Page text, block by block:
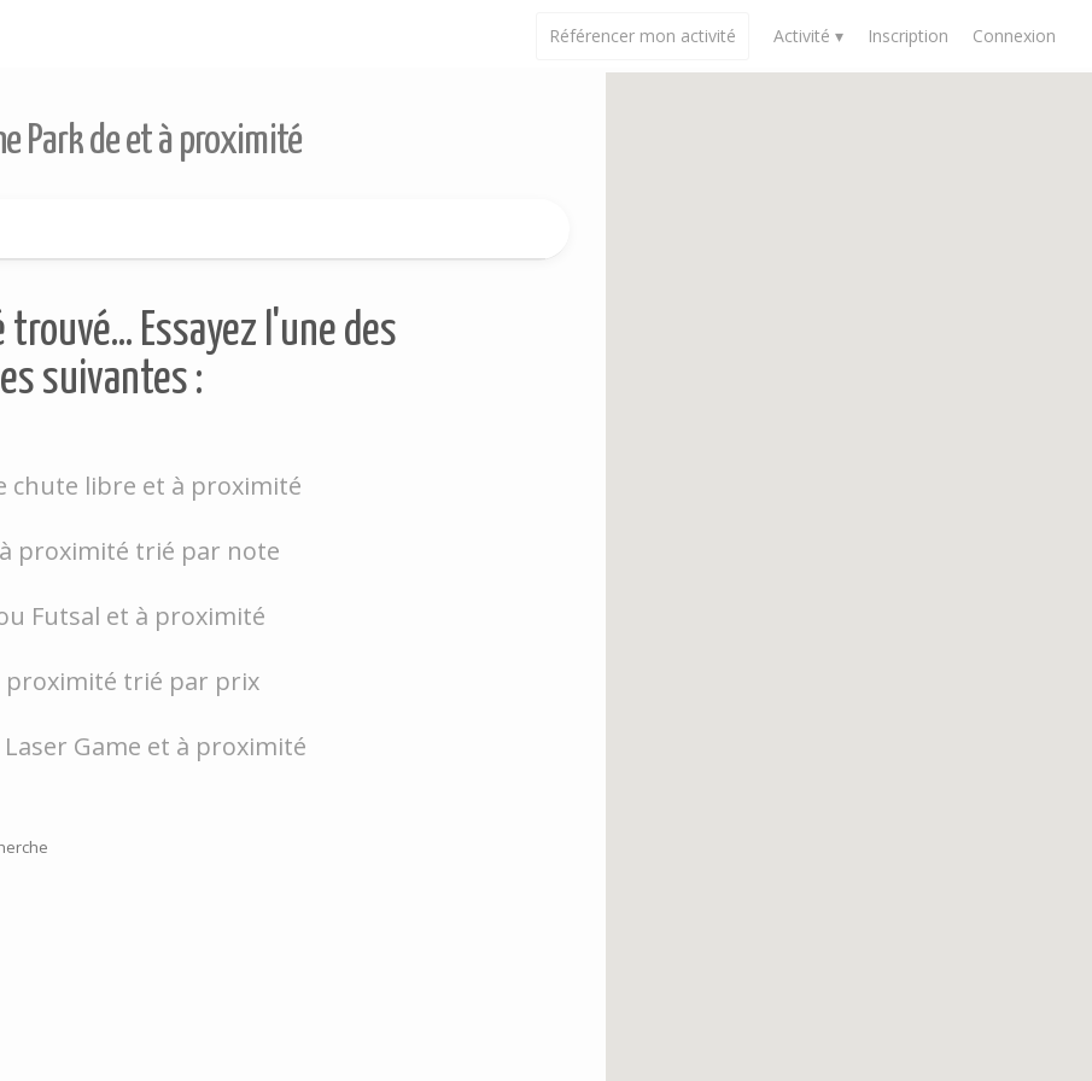
Référencer mon activité Activité ▾ Inscription Connexion
Park de et à proximité
Essayez l'une des
suivantes :
chute libre et à proximité
proximité trié par note
Futsal et à proximité
proximité trié par prix
Game et à proximité